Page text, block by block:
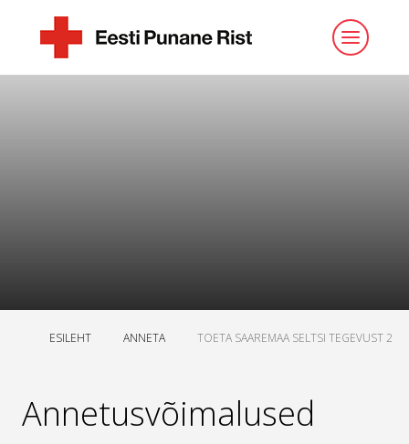
ESILEHT ANNETA TOETA SAAREMAA SELTSI TEGEVUST 2
Annetusvõimalused